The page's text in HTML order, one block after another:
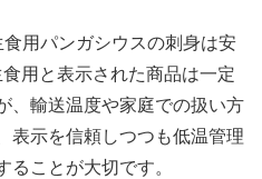
用パンガシウスの刺身は安
用と表示された商品は一定
、輸送温度や家庭での扱い方
表示を信頼しつつも低温管理
ることが大切です。